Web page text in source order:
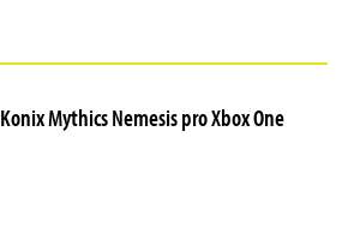
Mythics Nemesis pro Xbox One